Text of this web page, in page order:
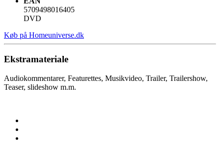
5709498016405
DVD
Køb på Homeuniverse.dk
Ekstramateriale
Audiokommentarer, Featurettes, Musikvideo, Trailer, Trailershow,
Teaser, slideshow m.m.